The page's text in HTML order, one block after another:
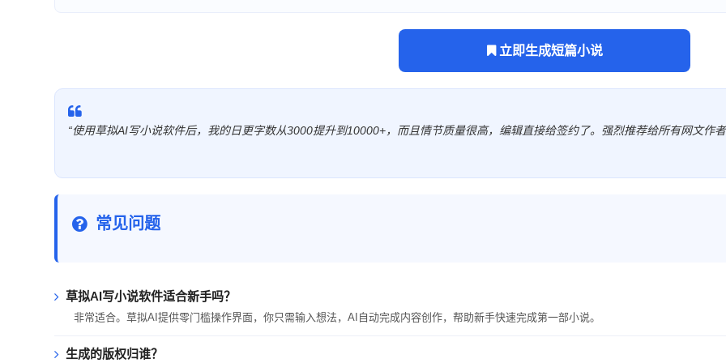
立即生成短篇小说
“使用草拟AI写小说软件后，我的日更字数从3000提升到10000+，而且情节质量很高，编辑直接给签约了。强烈推荐给所有网文作
常见问题
草拟AI写小说软件适合新手吗？
非常适合。草拟AI提供零门槛操作界面，你只需输入想法，AI自动完成内容创作，帮助新手快速完成第一部小说。
生成的版权归谁？